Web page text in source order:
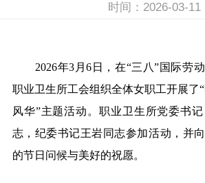
时间： 2026-03-11
2026年3月6日，在“三八”国际劳
职业卫生所工会组织全体女职工开展了
风华”主题活动。职业卫生所党委书
志，纪委书记王岩同志参加活动，并
的节日问候与美好的祝愿。